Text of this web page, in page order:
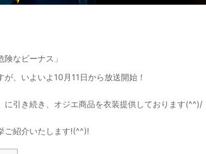
なビーナス」
、いよいよ10月11日から放送開始！
に引き続き、オジエ商品を衣装提供しております(^^)/
ご紹介いたします!(^^)!